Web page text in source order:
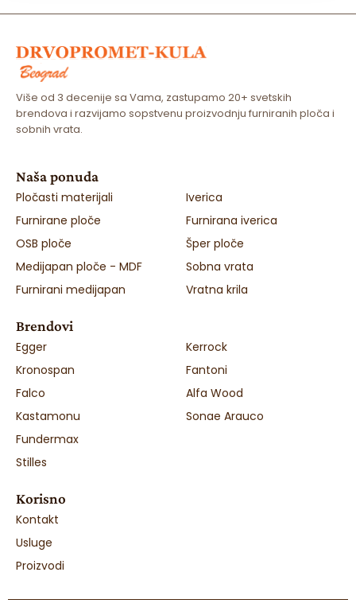
Više od 3 decenije sa Vama, zastupamo 20+ svetskih
brendova i razvijamo sopstvenu proizvodnju furniranih ploča i
sobnih vrata.
Naša ponuda
Pločasti materijali
Furnirane ploče
OSB ploče
Medijapan ploče - MDF
Furnirani medijapan
Iverica
Furnirana iverica
Šper ploče
Sobna vrata
Vratna krila
Brendovi
Egger
Kronospan
Falco
Kastamonu
Fundermax
Stilles
Kerrock
Fantoni
Alfa Wood
Sonae Arauco
Korisno
Kontakt
Usluge
Proizvodi